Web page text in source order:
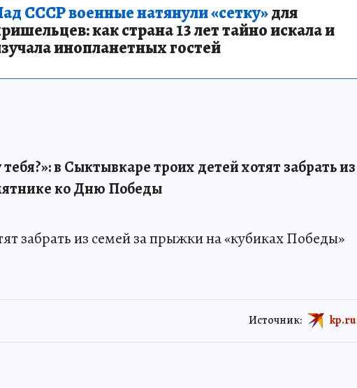
СССР военные натянули «сетку»для
как страна 13 лет тайно искала и
инопланетных гостей
в Сыктывкаре троих детей хотят забрать из
ко Дню Победы
забрать из семей за прыжки на «кубиках Победы»
Источник: kp.ru